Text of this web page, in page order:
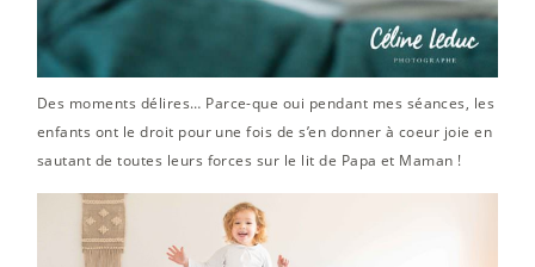
Des moments délires… Parce-que oui pendant mes séances, les
enfants ont le droit pour une fois de s’en donner à coeur joie en
sautant de toutes leurs forces sur le lit de Papa et Maman !